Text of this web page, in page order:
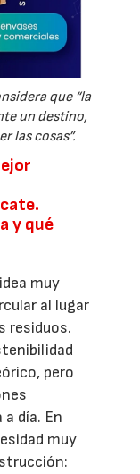
que “la
un destino,
las cosas”.
y qué
muy
al lugar
residuos.
pero
día. En
muy